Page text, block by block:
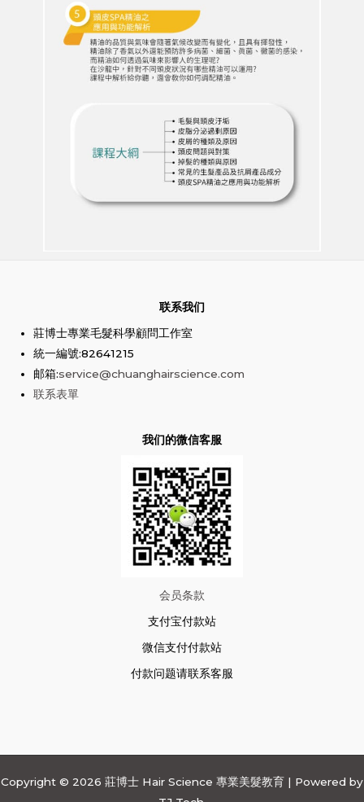
联系我们
莊博士專業毛髮科學顧問工作室
統一編號:82641215
邮箱:service@chuanghairscience.com
联系表單
我们的微信客服
会员条款
支付宝付款站
微信支付付款站
付款问题请联系客服
Copyright © 2026 莊博士 Hair Science 專業美髮教育 | Powered by